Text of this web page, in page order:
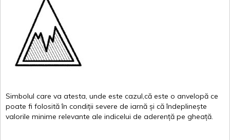
Simbolul care va atesta, unde este cazul,că este o anvelopă ce
poate fi folosită în condiții severe de iarnă și că îndeplinește
valorile minime relevante ale indicelui de aderență pe gheață.